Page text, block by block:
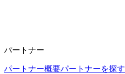
パートナー
パートナー概要パートナーを探す